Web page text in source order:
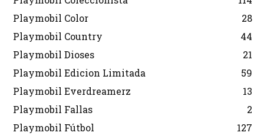
Playmobil Color
28
Playmobil Country
44
Playmobil Dioses
21
Playmobil Edicion Limitada
59
Playmobil Everdreamerz
13
Playmobil Fallas
2
Playmobil Fútbol
127